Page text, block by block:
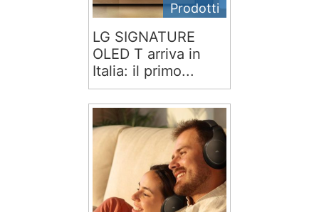
Prodotti
LG SIGNATURE
OLED T arriva in
Italia: il primo...